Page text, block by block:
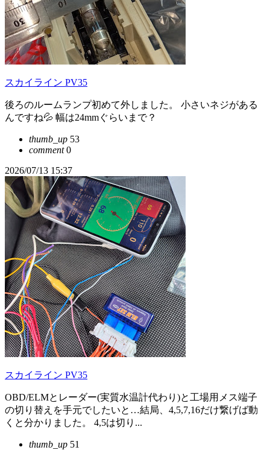
スカイライン PV35
後ろのルームランプ初めて外しました。 小さいネジがある
んですね💦 幅は24mmぐらいまで？
thumb_up 53
comment0
2026/07/13 15:37
スカイライン PV35
OBD/ELMとレーダー(実質水温計代わり)と工場用メス端子
の切り替えを手元でしたいと…結局、4,5,7,16だけ繋げば動
くと分かりました。 4,5は切り...
thumb_up 51